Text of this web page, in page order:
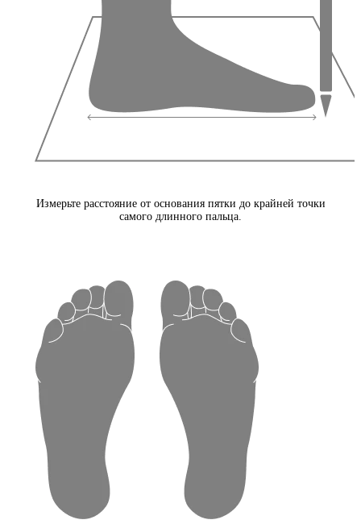
Измерьте расстояние от основания пятки до крайней точки
самого длинного пальца.